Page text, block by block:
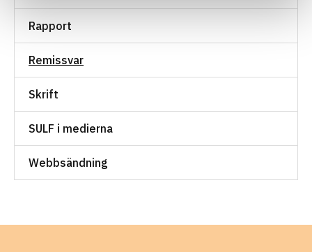
Rapport
Remissvar
Skrift
SULF i medierna
Webbsändning